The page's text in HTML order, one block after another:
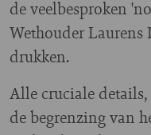
de veelbesproken
Wethouder
drukken.
Alle cruciale details,
de begrenzing van